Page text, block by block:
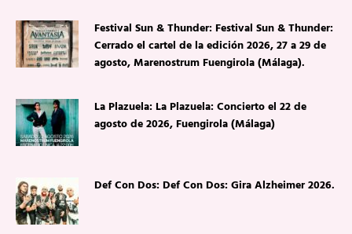
Festival Sun & Thunder: Festival Sun & Thunder:
Cerrado el cartel de la edición 2026, 27 a 29 de
agosto, Marenostrum Fuengirola (Málaga).
La Plazuela: La Plazuela: Concierto el 22 de
agosto de 2026, Fuengirola (Málaga)
Def Con Dos: Def Con Dos: Gira Alzheimer 2026.